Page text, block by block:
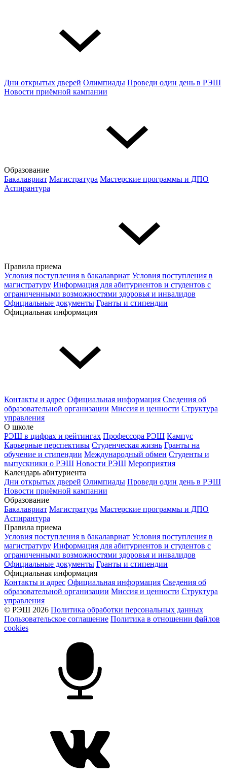
Дни открытых дверей Олимпиады Проведи один день в РЭШ
Новости приёмной кампании
Образование
Бакалавриат Магистратура Мастерские программы и ДПО
Аспирантура
Правила приема
Условия поступления в бакалавриат Условия поступления в
магистратуру Информация для абитуриентов и студентов с
ограниченными возможностями здоровья и инвалидов
Официальные документы Гранты и стипендии
Официальная информация
Контакты и адрес Официальная информация Сведения об
образовательной организации Миссия и ценности Структура
управления
О школе
РЭШ в цифрах и рейтингах Профессора РЭШ Кампус
Карьерные перспективы Студенческая жизнь Гранты на
обучение и стипендии Международный обмен Студенты и
выпускники о РЭШ Новости РЭШ Мероприятия
Календарь абитуриента
Дни открытых дверей Олимпиады Проведи один день в РЭШ
Новости приёмной кампании
Образование
Бакалавриат Магистратура Мастерские программы и ДПО
Аспирантура
Правила приема
Условия поступления в бакалавриат Условия поступления в
магистратуру Информация для абитуриентов и студентов с
ограниченными возможностями здоровья и инвалидов
Официальные документы Гранты и стипендии
Официальная информация
Контакты и адрес Официальная информация Сведения об
образовательной организации Миссия и ценности Структура
управления
© РЭШ 2026 Политика обработки персональных данных
Пользовательское соглашение Политика в отношении файлов
cookies